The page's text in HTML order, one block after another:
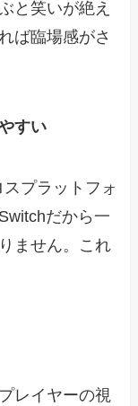
と笑いが絶え
ば臨場感がさ
すい
プラットフォ
だから一
ません。これ
レイヤーの視